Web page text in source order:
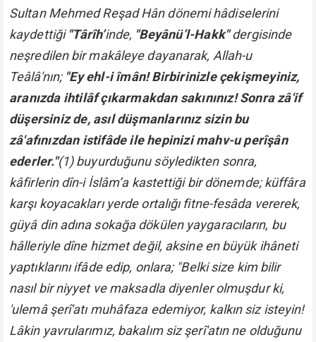
Sultan Mehmed Reşad Hân dönemi hâdiselerini
kaydettiği"Târîh’inde, "Beyânü’l-Hakk"dergisinde
neşredilen bir makâleye dayanarak, Allah-u
Teâlâ'nın; "Ey ehl-i îmân! Birbirinizle çekişmeyiniz,
aranızda ihtilâf çıkarmakdan sakınınız! Sonra zâ'if
düşersiniz de, asıl düşmanlarınız sizin bu
zâ'afınızdan istifâde ile hepinizi mahv-u perîşân
ederler."(1) buyurduğunu söyledikten sonra,
kâfirlerin dîn-i İslâm’a kastettiği bir dönemde; küffâra
karşı koyacakları yerde ortalığı fitne-fesâda vererek,
güyâ din adına sokağa dökülen yaygaracıların, bu
hâlleriyle dîne hizmet değil, aksine en büyük ihâneti
yaptıklarını ifâde edip, onlara;"Belki size kim bilir
nasıl bir niyyet ve maksadla diyenler olmuşdur ki,
'ulemâ şerî'atı muhâfaza edemiyor, kalkın siz isteyin!
Lâkin yavrularımız, bakalım siz şerî'atın ne olduğunu